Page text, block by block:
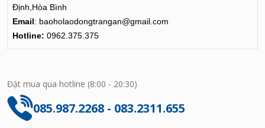
Định,Hòa Bình
Email: baoholaodongtrangan@gmail.com
Hotline: 0962.375.375
Đặt mua qua hotline (8:00 - 20:30)
085.987.2268 - 083.2311.655